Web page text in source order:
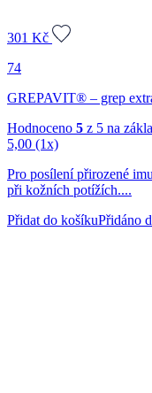
301 Kč
74
GREPAVIT® – grep
Hodnoceno 5 z 5 na
5,00 (1x)
Pro posílení přirozené
při kožních potížích....
Přidat do košíkuPřidáno